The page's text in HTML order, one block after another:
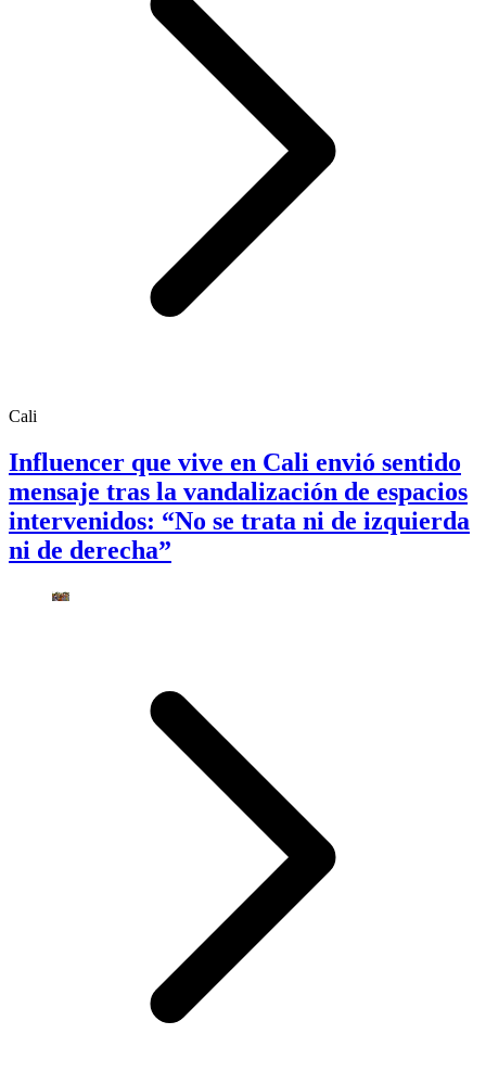
Cali
Influencer que vive en Cali envió sentido
mensaje tras la vandalización de espacios
intervenidos: “No se trata ni de izquierda
ni de derecha”